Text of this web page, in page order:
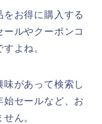
お得に購入する
ルやクーポンコ
よね。
があって検索し
セールなど、お
ん。